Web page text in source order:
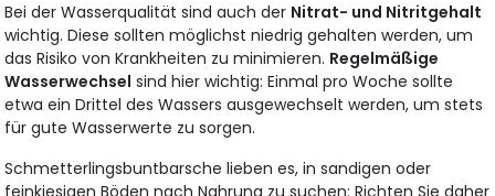
Bei der Wasserqualität sind auch der Nitrat- und Nitritgehalt
wichtig. Diese sollten möglichst niedrig gehalten werden, um
das Risiko von Krankheiten zu minimieren. Regelmäßige
Wasserwechsel sind hier wichtig: Einmal pro Woche sollte
etwa ein Drittel des Wassers ausgewechselt werden, um stets
für gute Wasserwerte zu sorgen.
Schmetterlingsbuntbarsche lieben es, in sandigen oder